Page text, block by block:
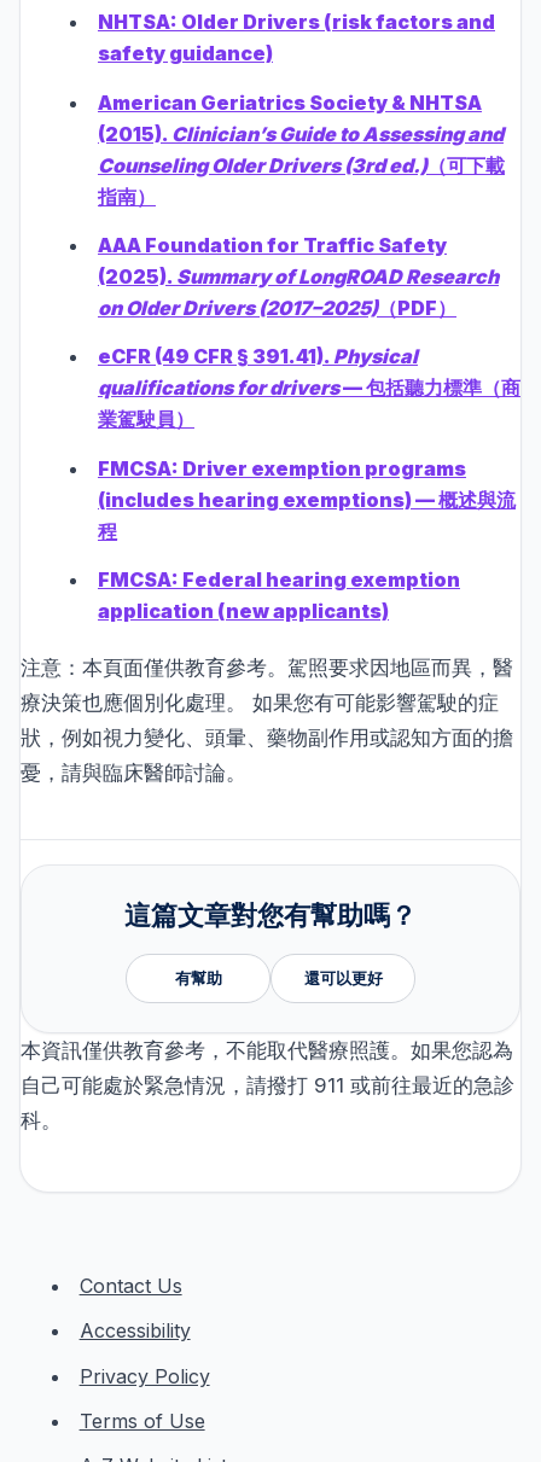
NHTSA: Older Drivers (risk factors and
safety guidance)
American Geriatrics Society & NHTSA
(2015). Clinician’s Guide to Assessing and
Counseling Older Drivers (3rd ed.)（可下載
指南）
AAA Foundation for Traffic Safety
(2025). Summary of LongROAD Research
on Older Drivers (2017–2025)（PDF）
eCFR (49 CFR § 391.41).Physical
qualifications for drivers— 包括聽力標準（商
業駕駛員）
FMCSA: Driver exemption programs
(includes hearing exemptions) — 概述與流
程
FMCSA: Federal hearing exemption
application (new applicants)
注意：本頁面僅供教育參考。駕照要求因地區而異，醫
療決策也應個別化處理。 如果您有可能影響駕駛的症
狀，例如視力變化、頭暈、藥物副作用或認知方面的擔
憂，請與臨床醫師討論。
這篇文章對您有幫助嗎？
有幫助 還可以更好
本資訊僅供教育參考，不能取代醫療照護。如果您認為
自己可能處於緊急情況，請撥打 911 或前往最近的急診
科。
Contact Us
Accessibility
Privacy Policy
Terms of Use